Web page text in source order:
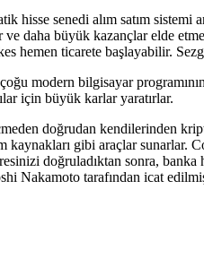
hisse senedi alım satım sistemi
daha büyük kazançlar elde
hemen ticarete başlayabilir.
modern bilgisayar
için büyük karlar yaratırlar.
doğrudan kendilerinden
gibi araçlar sunarlar.
doğruladıktan sonra, banka
Nakamoto tarafından icat